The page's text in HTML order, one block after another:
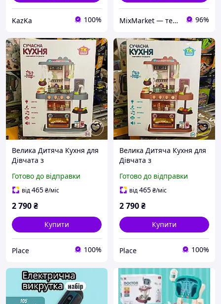
KazKa 100% MixMarket — територія низьких цін!💝🎁 96%
Велика Дитяча Кухня для
Дівчата з
Підсвіткою 42 Предмета
Готово до відправки
від465₴/міс
2 790₴
Купити
Place 100%
Велика Дитяча Кухня для
Дівчата з
Підсвіткою 42 Предмета
Готово до відправки
від465₴/міс
2 790₴
Купити
Place 100%